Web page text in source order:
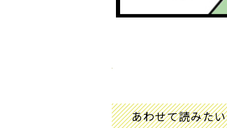
あわせて読みたい